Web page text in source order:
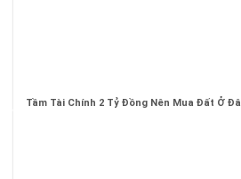
Tầm Tài Chính 2 Tỷ Đồng Nên Mua Đất Ở